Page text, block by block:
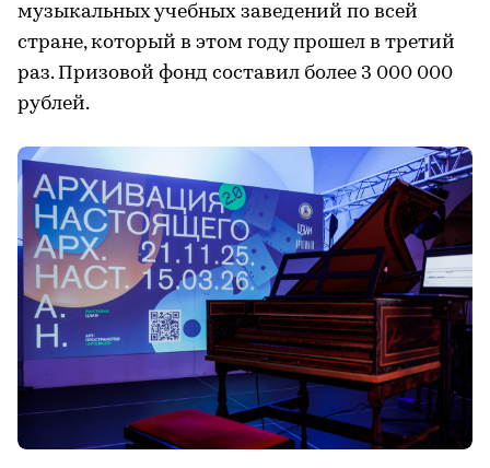
музыкальных учебных заведений по всей
стране, который в этом году прошел в третий
раз. Призовой фонд составил более 3 000 000
рублей.